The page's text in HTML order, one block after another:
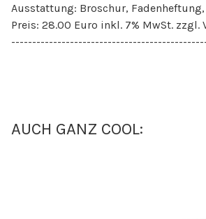
Ausstattung: Broschur,
Preis: 28.00 Euro inkl. 7% MwSt. zzgl.
AUCH GANZ COOL: